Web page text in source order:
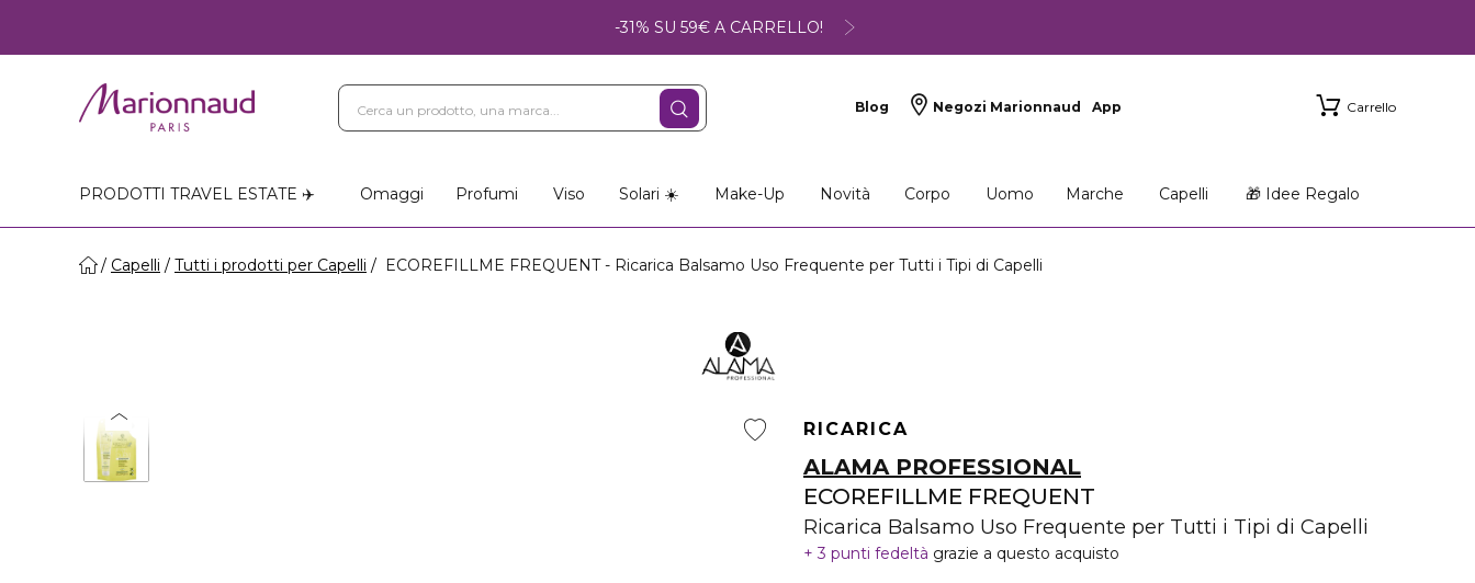
-31% SU 59€ A CARRELLO!
Blog Negozi Marionnaud App Carrello
PRODOTTI TRAVEL ESTATE ✈️ Omaggi Profumi Viso Solari ☀️ Make-Up Novità Corpo Uomo Marche Capelli 🎁 Idee Regalo
Capelli Tutti i prodotti per Capelli ECOREFILLME FREQUENT - Ricarica Balsamo Uso Frequente per Tutti i Tipi di Capelli
RICARICA
ALAMA PROFESSIONAL
ECOREFILLME FREQUENT
Ricarica Balsamo Uso Frequente per Tutti i Tipi di Capelli
3 punti fedeltà grazie a questo acquisto